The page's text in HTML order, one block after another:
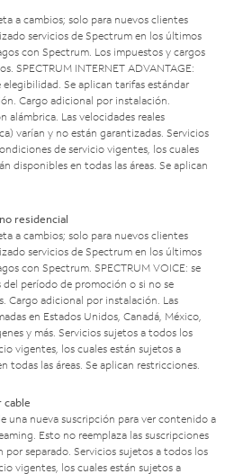
a cambios; solo para nuevos clientes
servicios de Spectrum en los últimos
con Spectrum. Los impuestos y cargos
SPECTRUM INTERNET ADVANTAGE:
Se aplican tarifas estándar
Cargo adicional por instalación.
alámbrica. Las velocidades reales
varían y no están garantizadas. Servicios
de servicio vigentes, los cuales
disponibles en todas las áreas. Se aplican
residencial
a cambios; solo para nuevos clientes
servicios de Spectrum en los últimos
con Spectrum. SPECTRUM VOICE: se
período de promoción o si no se
Cargo adicional por instalación. Las
en Estados Unidos, Canadá, México,
y más. Servicios sujetos a todos los
vigentes, los cuales están sujetos a
todas las áreas. Se aplican restricciones.
cable
una nueva suscripción para ver contenido a
Esto no reemplaza las suscripciones
por separado. Servicios sujetos a todos los
vigentes, los cuales están sujetos a